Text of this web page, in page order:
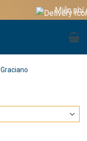
Miễn phí
Graciano